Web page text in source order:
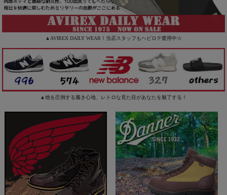
▲AVIREX DAILY WEAR！当店スタッフもヘビロテ愛用中☆
▲他を圧倒する履き心地、レトロな見た目があなたを魅了する！